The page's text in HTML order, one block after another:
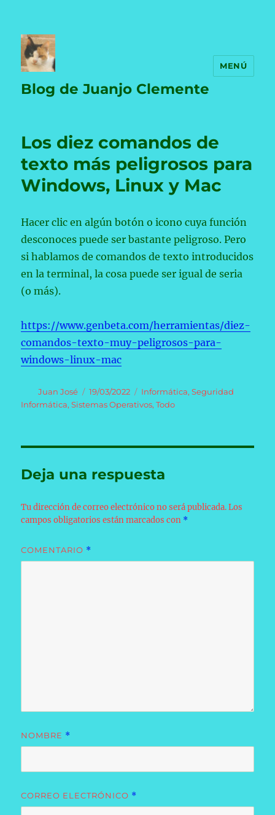
Blog de Juanjo Clemente
MENÚ
Los diez comandos de
texto más peligrosos para
Windows, Linux y Mac
Hacer clic en algún botón o icono cuya función
desconoces puede ser bastante peligroso. Pero
si hablamos de comandos de texto introducidos
en la terminal, la cosa puede ser igual de seria
(o más).
https://www.genbeta.com/herramientas/diez-
comandos-texto-muy-peligrosos-para-
windows-linux-mac
Autor
Juan José
Publicado
el
19/03/2022 Categorías
Informática,Seguridad
Informática,Sistemas Operativos,Todo
Deja una respuesta
Tu dirección de correo electrónico no será publicada. Los
campos obligatorios están marcados con *
COMENTARIO *
NOMBRE *
CORREO ELECTRÓNICO *